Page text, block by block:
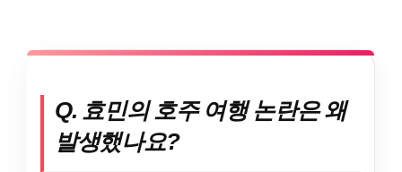
Q. 효민의 호주 여행 논란은 왜
발생했나요?